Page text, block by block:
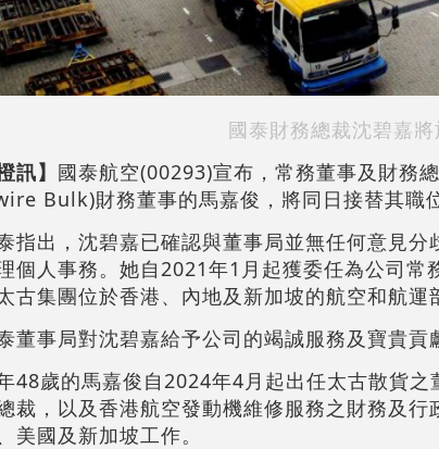
國泰財務總裁沈碧嘉將
訊】 國泰航空(00293)宣布，常務董事及財務
Bulk)財務董事的馬嘉俊，將同日接替其職位
指出，沈碧嘉已確認與董事局並無任何意見
個人事務。她自2021年1月起獲委任為公司
古集團位於香港、內地及新加坡的航空和航運
董事局對沈碧嘉給予公司的竭誠服務及寶貴貢
48歲的馬嘉俊自2024年4月起出任太古散貨
裁，以及香港航空發動機維修服務之財務及
美國及新加坡工作。